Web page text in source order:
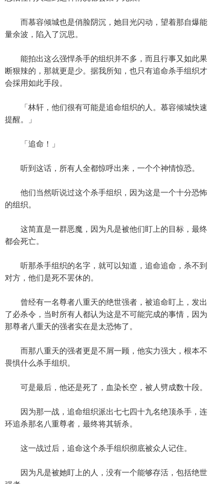
而慕容倾城也是俏脸阴沉，她目光闪动，望着那自爆能
量余波，陷入了沉思。
能拍出这么强悍杀手的组织并不多，而且行事又如此果
断狠辣的，那就更是少。据我所知，也只有追命杀手组织才
会採用如此手段。
「林轩，他们很有可能是追命组织的人。慕容倾城快速
提醒。」
「追命！」
听到这话，所有人全都惊呼出来，一个个神情惊恐。
他们当然听说过这个杀手组织，因为这是一个十分恐怖
的组织。
这简直是一群恶魔，因为凡是被他们盯上的目标，最终
都会死亡。
听那杀手组织的名字，就可以知道，追命追命，杀不到
对方，他们是死不罢休的。
曾经有一名尊者八重天的绝世强者，被追命盯上，发出
了必杀令，当时所有人都认为这是不可能完成的事情，因为
那尊者八重天的强者实在是太恐怖了。
而那八重天的强者更是不屑一顾，他实力强大，根本不
畏惧什么杀手组织。
可是最后，他还是死了，血染长空，被人劈成数十段。
因为那一战，追命组织派出七七四十九名绝顶杀手，连
环追杀那名八重尊者，最终将其斩杀。
这一战过后，追命这个杀手组织彻底被众人记住。
因为凡是被她盯上的人，没有一个能够存活，包括绝世